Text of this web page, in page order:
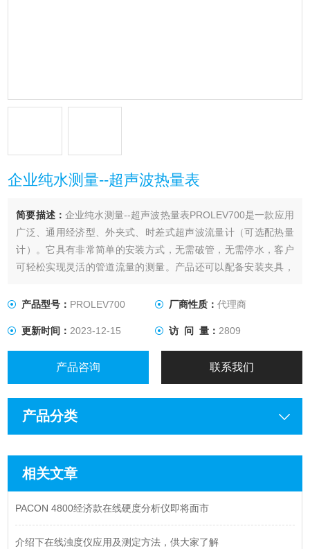
企业纯水测量--超声波热量表
简要描述： 企业纯水测量--超声波热量表PROLEV700是一款应用
广泛、通用经济型、外夹式、时差式超声波流量计（可选配热量
计）。它具有非常简单的安装方式，无需破管，无需停水，客户
可轻松实现灵活的管道流量的测量。产品还可以配备安装夹具，
产品型号： PROLEV700 厂商性质： 代理商
更新时间：2023-12-15 访 问 量： 2809
产品咨询 联系我们
产品分类
相关文章
PACON 4800经济款在线硬度分析仪即将面市
介绍下在线浊度仪应用及测定方法，供大家了解